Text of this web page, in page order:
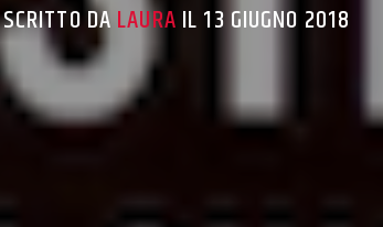
SCRITTO DA LAURA IL 13 GIUGNO 2018